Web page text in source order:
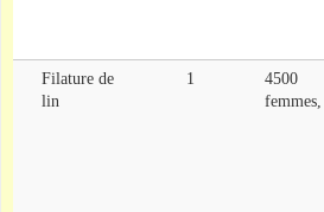
Filature de
lin
1
4500
femmes,